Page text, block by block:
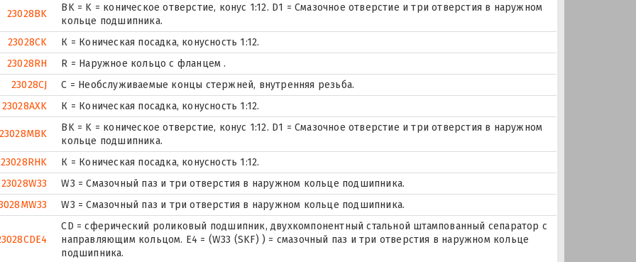
23028BK
BK = K = коническое отверстие, конус 1:12. D1 = Смазочное отверстие и три отверстия в наружном
кольце подшипника.
23028CK
К = Коническая посадка, конусность 1:12.
23028RH
R = Наружное кольцо с фланцем .
23028CJ
С = Необслуживаемые концы стержней, внутренняя резьба.
23028AXK
К = Коническая посадка, конусность 1:12.
23028MBK
BK = K = коническое отверстие, конус 1:12. D1 = Смазочное отверстие и три отверстия в наружном
кольце подшипника.
23028RHK
К = Коническая посадка, конусность 1:12.
23028W33
W3 = Смазочный паз и три отверстия в наружном кольце подшипника.
W3 = Смазочный паз и три отверстия в наружном кольце подшипника.
CD = сферический роликовый подшипник, двухкомпонентный стальной штампованный сепаратор с
направляющим кольцом. E4 = (W33 (SKF) ) = смазочный паз и три отверстия в наружном кольце
подшипника.